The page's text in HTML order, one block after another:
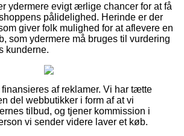
ydermere evigt ærlige chancer for at få
pålidelighed. Herinde er der
giver folk mulighed for at aflevere en
som ydermere må bruges til vurdering
kunderne.
af reklamer. Vi har tætte
del webbutikker i form af at vi
tilbud, og tjener kommission i
vi sender videre laver et køb.